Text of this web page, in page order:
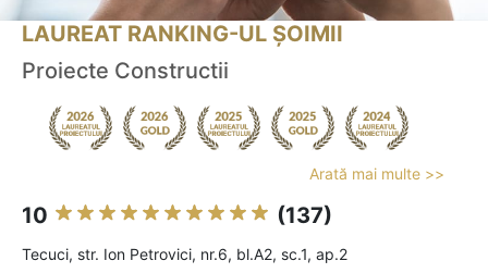
LAUREAT RANKING-UL ȘOIMII
Proiecte Constructii
Arată mai multe >>
10 (137)
Tecuci, str. Ion Petrovici, nr.6, bl.A2, sc.1, ap.2